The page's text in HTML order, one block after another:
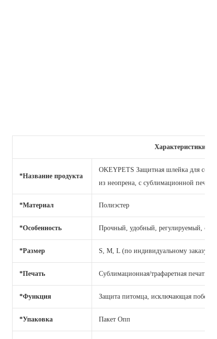
Характеристики
*Название продукта
OKEYPETS Защитная шлейка для
из неопрена, с сублимационной
*Материал Полиэстер
*Особенность Прочный, удобный, регулируемый,
*Размер S, M, L (по индивидуальному заказу)
*Печать Сублимационная/трафаретная печать
*Функция Защита питомца, исключающая побег.
*Упаковка Пакет Опп